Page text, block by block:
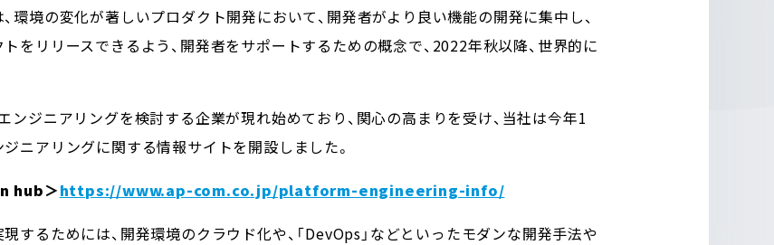
環境の変化が著しいプロダクト開発において、開発者がより良い機能の開発に集中し、
をリリースできるよう、開発者をサポートするための概念で、2022年秋以降、世界的に
ンジニアリングを検討する企業が現れ始めており、関心の高まりを受け、当社は今年1
ニアリングに関する情報サイトを開設しました。
hub＞https://www.ap-com.co.jp/platform-engineering-info/
するためには、開発環境のクラウド化や、「DevOps」などといったモダンな開発手法や